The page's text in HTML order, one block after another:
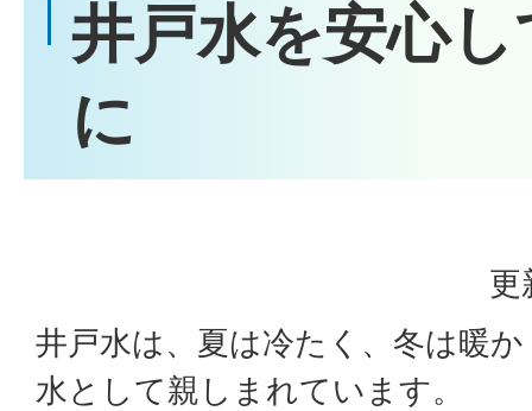
井戸水を安心
に
更
井戸水は、夏は冷たく、冬は暖
水として親しまれています。